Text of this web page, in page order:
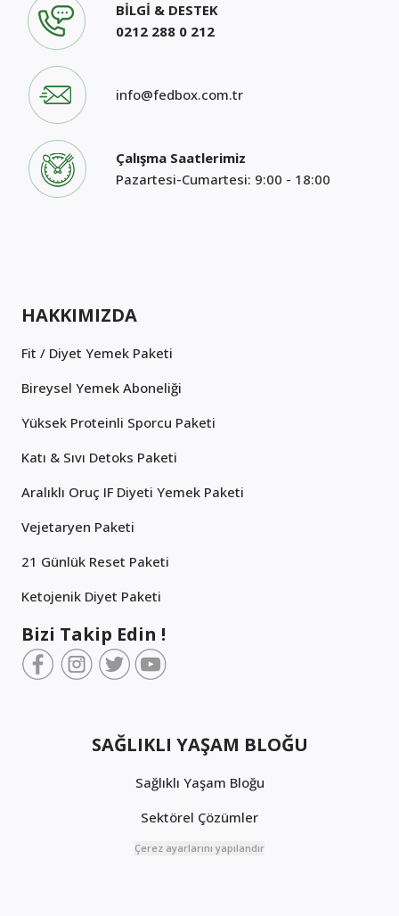
BİLGİ & DESTEK
0212 288 0 212
info@fedbox.com.tr
Çalışma Saatlerimiz
Pazartesi-Cumartesi: 9:00 - 18:00
HAKKIMIZDA
Fit / Diyet Yemek Paketi
Bireysel Yemek Aboneliği
Yüksek Proteinli Sporcu Paketi
Katı & Sıvı Detoks Paketi
Aralıklı Oruç IF Diyeti Yemek Paketi
Vejetaryen Paketi
21 Günlük Reset Paketi
Ketojenik Diyet Paketi
Bizi Takip Edin !
SAĞLIKLI YAŞAM BLOĞU
Sağlıklı Yaşam Bloğu
Sektörel Çözümler
Çerez ayarlarını yapılandır